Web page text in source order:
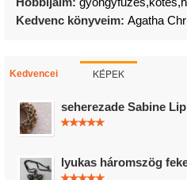
Kedvenc könyveim: Agatha
Kedvencei KÉPEK
seherezade Sabine
lyukas háromszög